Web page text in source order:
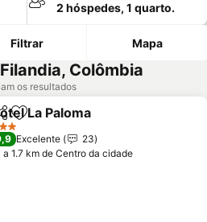
2 hóspedes, 1 quarto.
Filtrar Mapa
Colômbia
os resultados
Adicionar aos favoritos
La Paloma
Excelente
23
a 1.7 km de Centro da cidade